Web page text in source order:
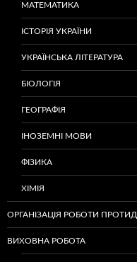
МАТЕМАТИКА
ІСТОРІЯ УКРАЇНИ
УКРАЇНСЬКА ЛІТЕРАТУРА
БІОЛОГІЯ
ГЕОГРАФІЯ
ІНОЗЕМНІ МОВИ
ФІЗИКА
ХІМІЯ
ОРГАНІЗАЦІЯ РОБОТИ
ВИХОВНА РОБОТА